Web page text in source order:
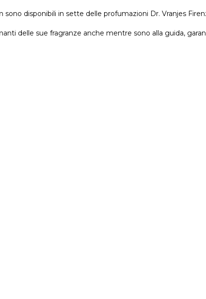
disponibili in sette delle profumazioni Dr. Vranjes
delle sue fragranze anche mentre sono alla guida,